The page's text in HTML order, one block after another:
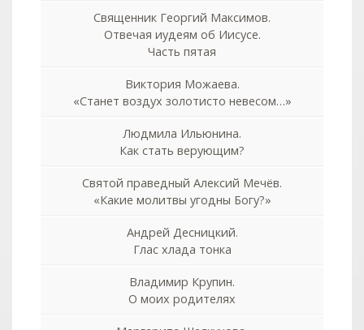
Священник Георгий Максимов.
Отвечая иудеям об Иисусе.
Часть пятая
Виктория Можаева.
«Станет воздух золотисто невесом…»
Людмила Ильюнина.
Как стать верующим?
Святой праведный Алексий Мечёв.
«Какие молитвы угодны Богу?»
Андрей Десницкий.
Глас хлада тонка
Владимир Крупин.
О моих родителях